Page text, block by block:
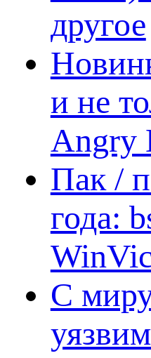
другое
и не
Angry
Пак /
года:
С